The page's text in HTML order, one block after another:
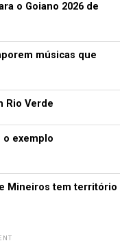
o Goiano 2026 de
músicas que
Rio Verde
o exemplo
Mineiros tem território